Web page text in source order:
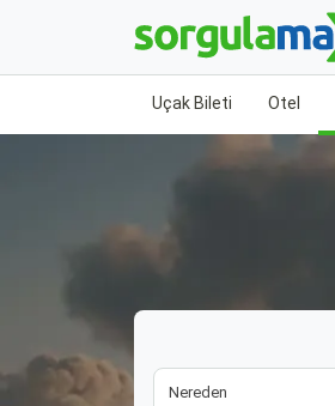
Uçak Bileti Otel
Nereden